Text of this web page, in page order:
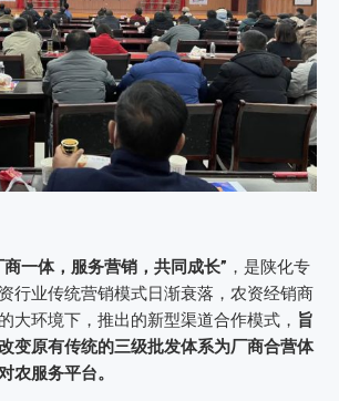
商一体，服务营销，共同成长” ，是陕化专
行业传统营销模式日渐衰落，农资经销商
大环境下，推出的新型渠道合作模式， 旨
变原有传统的三级批发体系为厂商合营体
农服务平台。